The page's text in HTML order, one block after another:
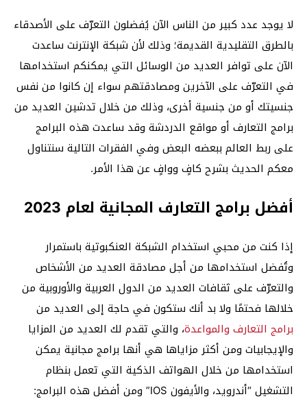
لا يوجد عدد كبير من الناس الآن يُفضلون التعرّف على الأصدقاء
بالطرق التقليدية القديمة؛ وذلك لأن شبكة الإنترنت ساعدت
الآن على توافر العديد من الوسائل التي يمكنكم استخدامها
في التعرّف على الآخرين ومصادقتهم سواء إن كانوا من نفس
جنسيتك أو من جنسية أخرى، وذلك من خلال تدشين العديد من
برامج التعارف أو مواقع الدردشة وقد ساعدت هذه البرامج
على ربط العالم ببعضه البعض وفي الفقرات التالية سنتناول
معكم الحديث بشرح كافٍ ووافٍ عن هذا الأمر.
أفضل برامج التعارف المجانية لعام 2023
إذا كنت من محبي استخدام الشبكة العنكبوتية باستمرار
وتُفضل استخدامها من أجل مصادقة العديد من الأشخاص
والتعرّف على ثقافات العديد من الدول العربية والأوروبية من
خلالها فحتمًا ولا بد أنك ستكون في حاجة إلى العديد من
برامج التعارف والمواعدة، والتي تقدم لك العديد من المزايا
والإيجابيات ومن أكثر مزاياها هي أنها برامج مجانية يمكن
استخدامها من خلال الهواتف الذكية التي تعمل بنظام
التشغيل “أندرويد، والأيفون IOS” ومن أفضل هذه البرامج: